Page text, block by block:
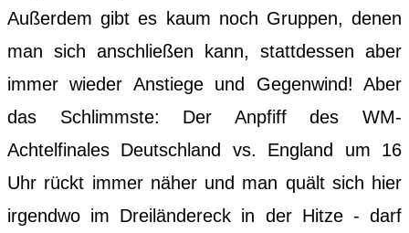
Außerdem gibt es kaum noch Gruppen, denen
man sich anschließen kann, stattdessen aber
immer wieder Anstiege und Gegenwind! Aber
das Schlimmste: Der Anpfiff des WM-
Achtelfinales Deutschland vs. England um 16
Uhr rückt immer näher und man quält sich hier
irgendwo im Dreiländereck in der Hitze - darf